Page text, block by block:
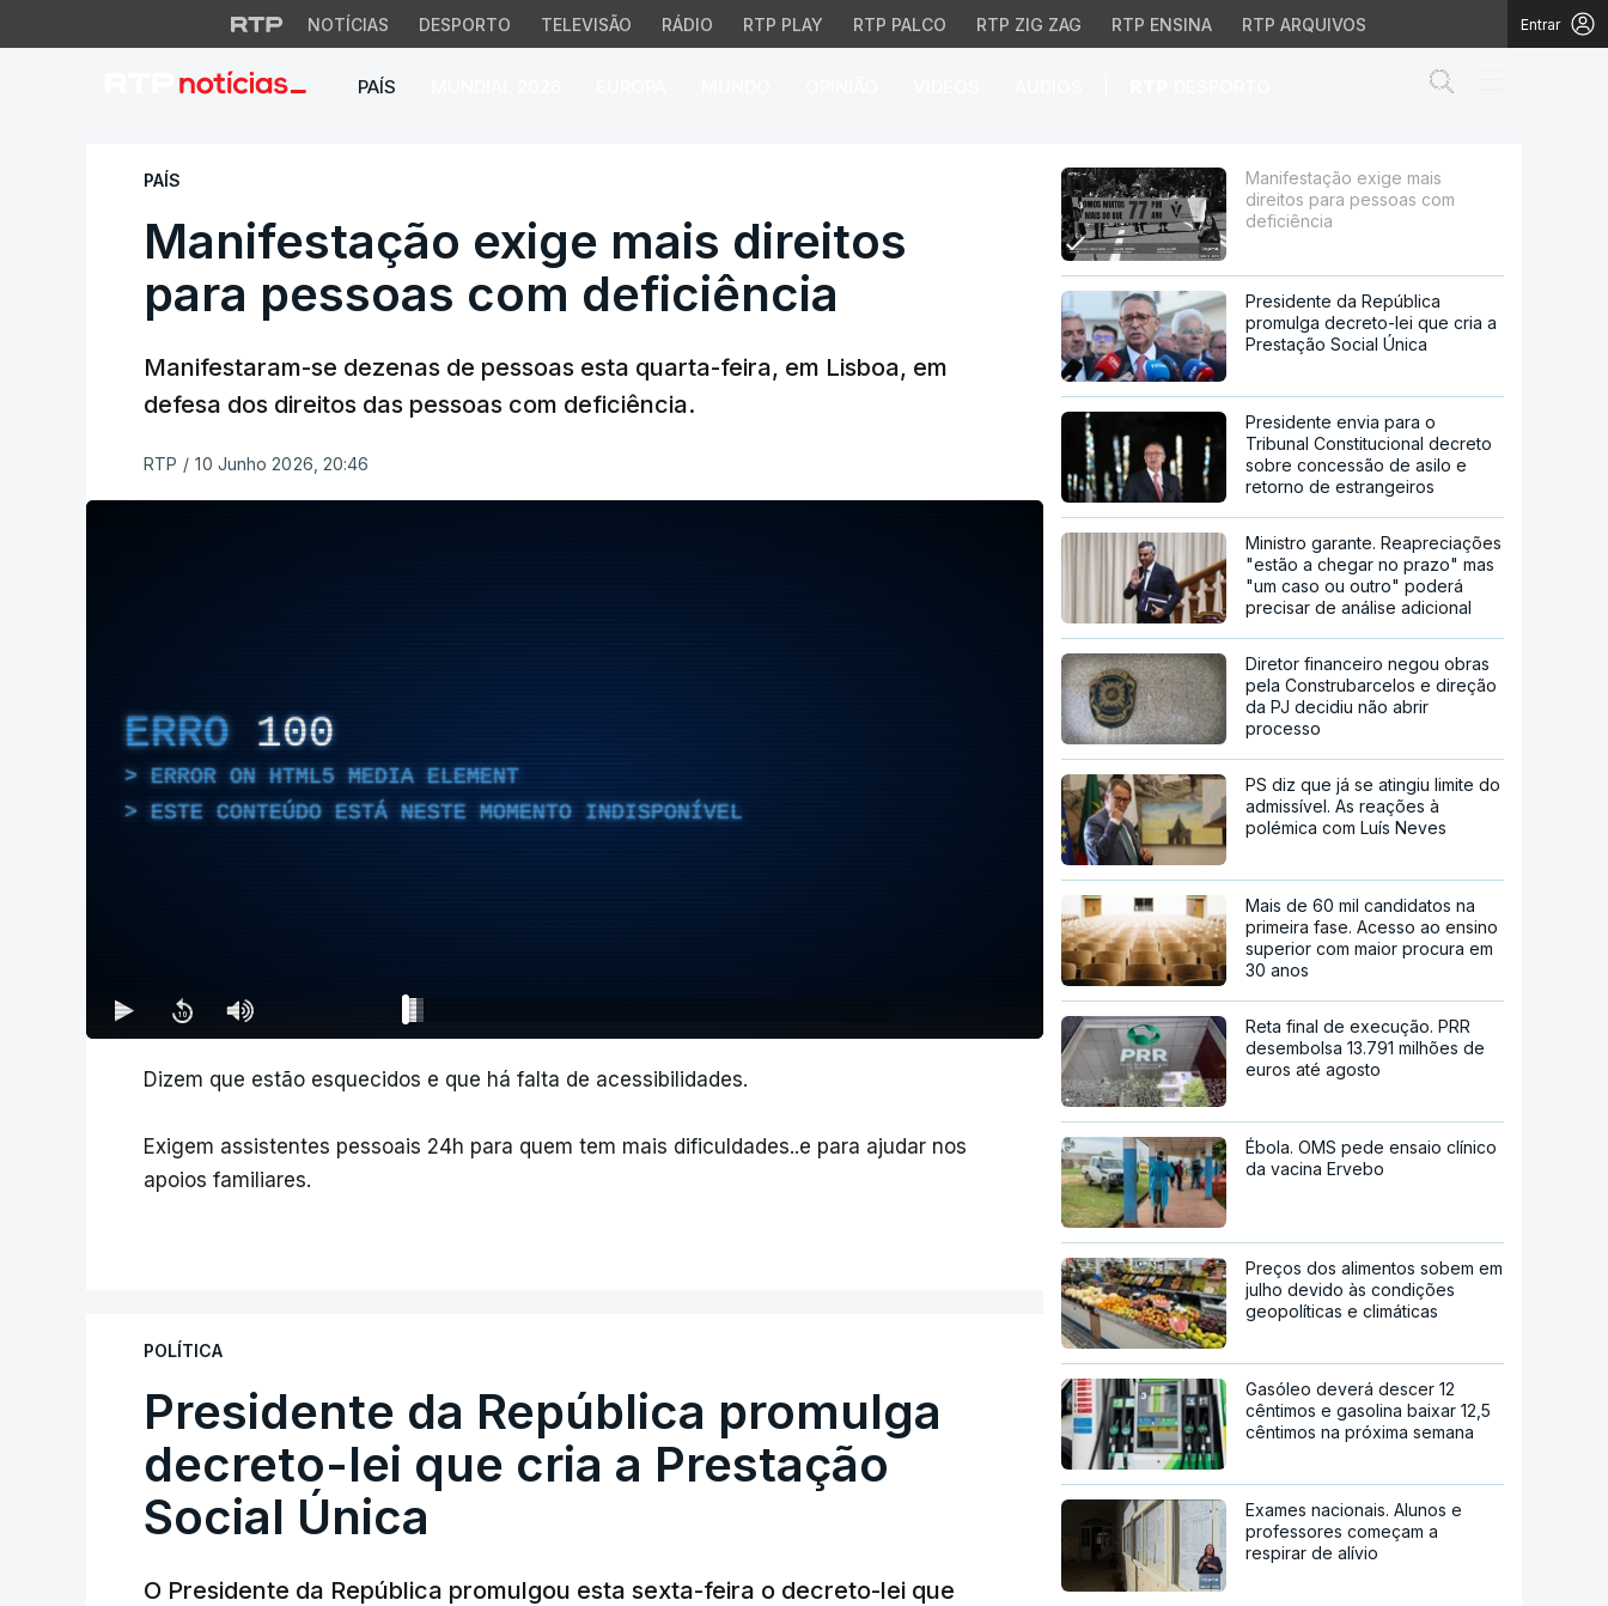
NOTÍCIAS DESPORTO TELEVISÃO RÁDIO RTP PLAY RTP PALCO RTP ZIG ZAG RTP ENSINA RTP ARQUIVOS Entrar
PAÍS
Manifestação exige mais direitos para pessoas com deficiência
PAÍS
Manifestação exige mais direitos
para pessoas com deficiência
Manifestaram-se dezenas de pessoas esta quarta-feira, em Lisboa, em
defesa dos direitos das pessoas com deficiência.
RTP / 10 Junho 2026, 20:46
ERRO 100
ERROR ON HTML5 MEDIA ELEMENT
ESTE CONTEÚDO ESTÁ NESTE MOMENTO INDISPONÍVEL
Dizem que estão esquecidos e que há falta de acessibilidades.
Exigem assistentes pessoais 24h para quem tem mais dificuldades..e para ajudar nos
apoios familiares.
POLÍTICA
Presidente da República promulga
decreto-lei que cria a Prestação
Social Única
O Presidente da República promulgou esta sexta-feira o decreto-lei que
Manifestação exige mais
direitos para pessoas com
deficiência
Presidente da República
promulga decreto-lei que cria a
Prestação Social Única
Presidente envia para o
Tribunal Constitucional decreto
sobre concessão de asilo e
retorno de estrangeiros
Ministro garante. Reapreciações
"estão a chegar no prazo" mas
"um caso ou outro" poderá
precisar de análise adicional
Diretor financeiro negou obras
pela Construbarcelos e direção
da PJ decidiu não abrir
processo
PS diz que já se atingiu limite do
admissível. As reações à
polémica com Luís Neves
Mais de 60 mil candidatos na
primeira fase. Acesso ao ensino
superior com maior procura em
30 anos
Reta final de execução. PRR
desembolsa 13.791 milhões de
euros até agosto
Ébola. OMS pede ensaio clínico
da vacina Ervebo
Preços dos alimentos sobem em
julho devido às condições
geopolíticas e climáticas
Gasóleo deverá descer 12
cêntimos e gasolina baixar 12,5
cêntimos na próxima semana
Exames nacionais. Alunos e
professores começam a
respirar de alívio